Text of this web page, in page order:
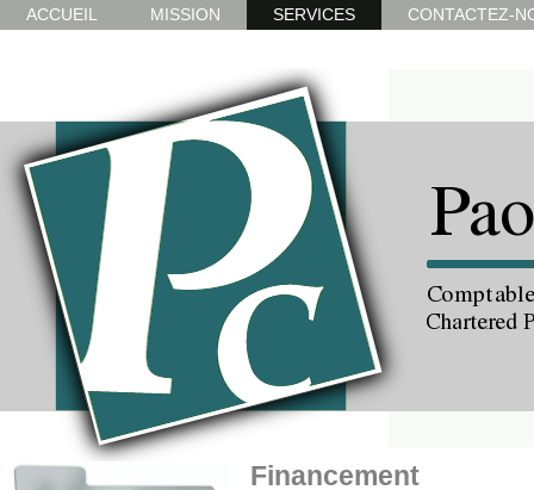
ACCUEIL MISSION SERVICES CONTACTEZ-
Financement